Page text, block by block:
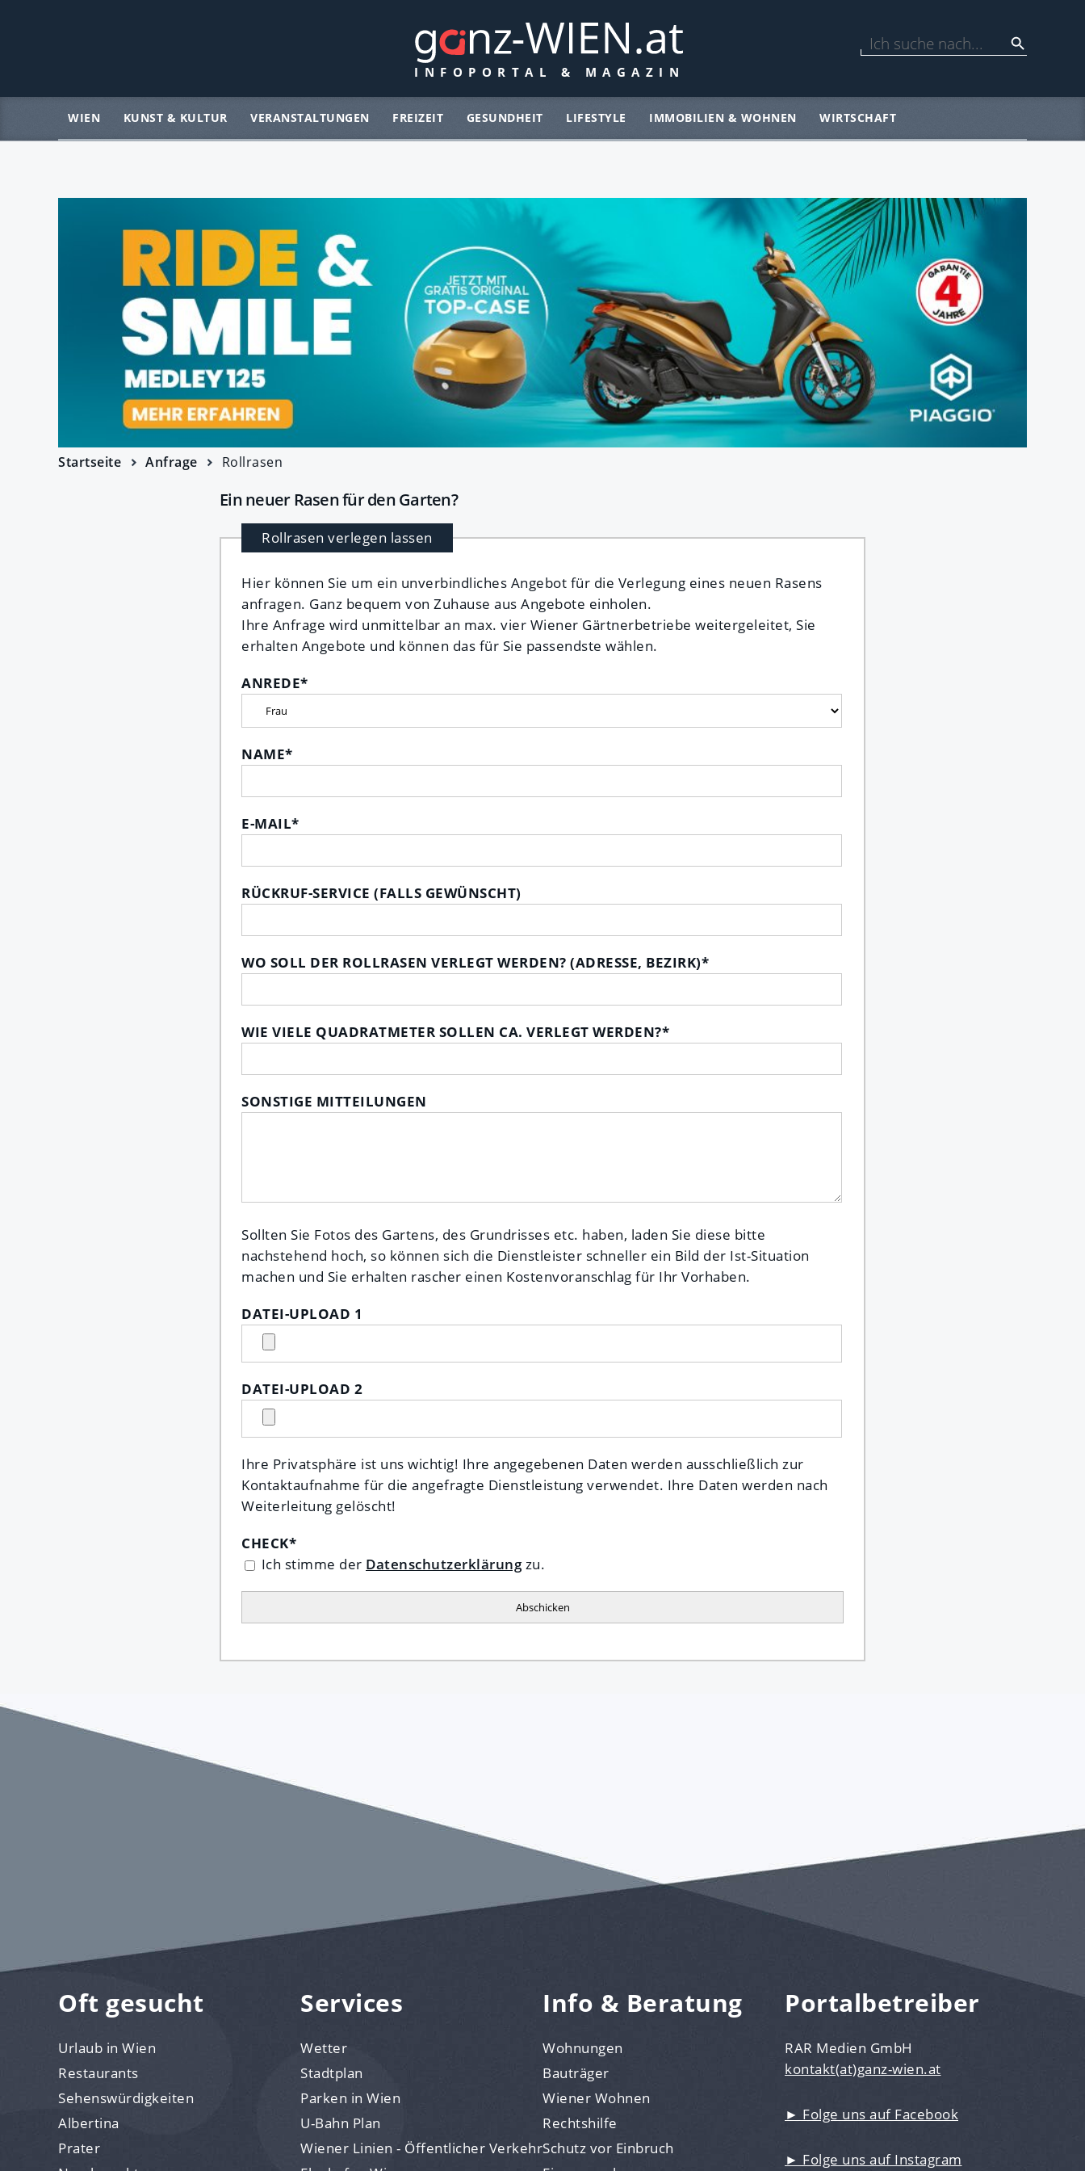
WIEN KUNST & KULTUR VERANSTALTUNGEN FREIZEIT GESUNDHEIT LIFESTYLE IMMOBILIEN & WOHNEN WIRTSCHAFT
Startseite Anfrage Rollrasen
Ein neuer Rasen für den Garten?
Rollrasen verlegen lassen
Hier können Sie um ein unverbindliches Angebot für die Verlegung eines neuen Rasens
anfragen. Ganz bequem von Zuhause aus Angebote einholen.
Ihre Anfrage wird unmittelbar an max. vier Wiener Gärtnerbetriebe weitergeleitet, Sie
erhalten Angebote und können das für Sie passendste wählen.
ANREDE*
NAME*
E-MAIL*
RÜCKRUF-SERVICE (FALLS GEWÜNSCHT)
WO SOLL DER ROLLRASEN VERLEGT WERDEN? (ADRESSE, BEZIRK)*
WIE VIELE QUADRATMETER SOLLEN CA. VERLEGT WERDEN?*
SONSTIGE MITTEILUNGEN
Sollten Sie Fotos des Gartens, des Grundrisses etc. haben, laden Sie diese bitte
nachstehend hoch, so können sich die Dienstleister schneller ein Bild der Ist-Situation
machen und Sie erhalten rascher einen Kostenvoranschlag für Ihr Vorhaben.
DATEI-UPLOAD 1
DATEI-UPLOAD 2
Ihre Privatsphäre ist uns wichtig! Ihre angegebenen Daten werden ausschließlich zur
Kontaktaufnahme für die angefragte Dienstleistung verwendet. Ihre Daten werden nach
Weiterleitung gelöscht!
CHECK*
Ich stimme der Datenschutzerklärungzu.
Oft gesucht
Urlaub in Wien
Restaurants
Sehenswürdigkeiten
Albertina
Prater
Services
Wetter
Stadtplan
Parken in Wien
U-Bahn Plan
Wiener Linien - Öffentlicher Verkehr
Info & Beratung
Wohnungen
Bauträger
Wiener Wohnen
Rechtshilfe
Schutz vor Einbruch
Portalbetreiber
RAR Medien GmbH
kontakt(at)ganz-wien.at
► Folge uns auf Facebook
► Folge uns auf Instagram